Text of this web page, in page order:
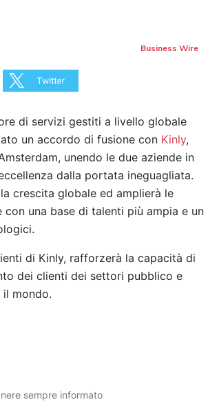
Business Wire
di servizi gestiti a livello globale
un accordo di fusione con Kinly,
unendo le due aziende in
dalla portata ineguagliata.
crescita globale ed amplierà le
una base di talenti più ampia e un
di Kinly, rafforzerà la capacità di
dei clienti dei settori pubblico e
mondo.
sempre informato